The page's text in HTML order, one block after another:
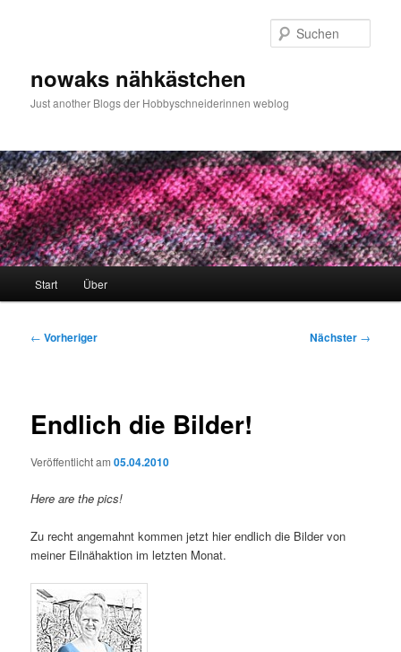
nowaks nähkästchen
Just another Blogs der Hobbyschneiderinnen weblog
Start Über
Beitragsnavigation
← Vorheriger Nächster →
Endlich die Bilder!
Veröffentlicht am05.04.2010
Here are the pics!
Zu recht angemahnt kommen jetzt hier endlich die Bilder von
meiner Eilnähaktion im letzten Monat.